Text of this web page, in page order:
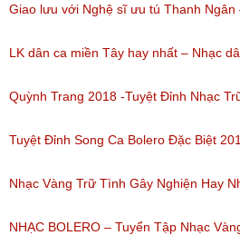
nghe: 193)
Giao lưu với Nghệ sĩ ưu tú Thanh Ngân
Bolero
(Lượt nghe: 80)
LK dân ca miền Tây hay nhất – Nhạc
miền tây hay nhất
(Lượt nghe: 184)
Quỳnh Trang 2018 -Tuyệt Đỉnh Nhạc
Của Quỳnh Trang 2018
(Lượt nghe: 155)
Tuyệt Đỉnh Song Ca Bolero Đặc Biệt
Bài Hát Song Ca Nhạc Vàng Bolero
(Lượt nghe: 218)
Nhạc Vàng Trữ Tình Gây Nghiện Hay
Ca Thiên Quang Quỳnh Trang Ngọt
NHẠC BOLERO – Tuyển Tập Nhạc